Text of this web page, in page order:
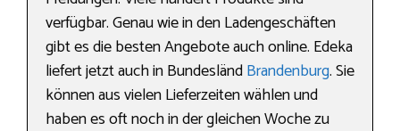
verfügbar. Genau wie in den Ladengeschäften
gibt es die besten Angebote auch online. Edeka
liefert jetzt auch in BundesländBrandenburg. Sie
können aus vielen Lieferzeiten wählen und
haben es oft noch in der gleichen Woche zu